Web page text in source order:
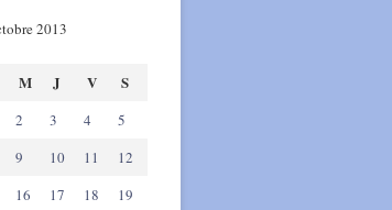
2013
M J V S
2 3 4
5
9 10 11
12
16 17 18
19